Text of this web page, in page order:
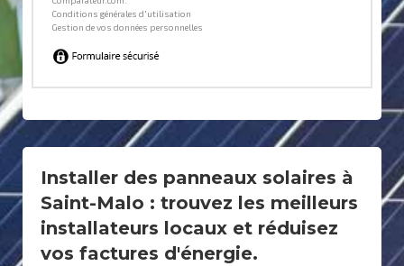
Installer des panneaux solaires à
Saint-Malo : trouvez les meilleurs
installateurs locaux et réduisez
vos factures d'énergie.